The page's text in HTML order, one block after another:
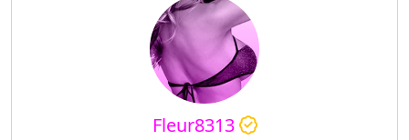
Fleur8313